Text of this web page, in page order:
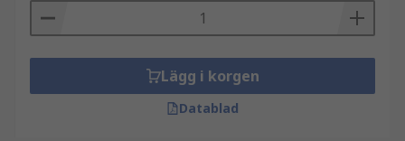
Lägg i korgen
Datablad